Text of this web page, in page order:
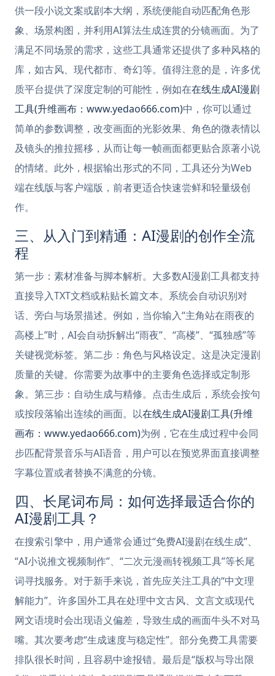
供一段小说文案或剧本大纲，系统便能自动匹配角色形
象、场景构图，并利用AI算法生成连贯的分镜画面。为了
满足不同场景的需求，这些工具通常还提供了多种风格的
库，如古风、现代都市、奇幻等。值得注意的是，许多优
质平台提供了深度定制的可能性，例如在在线生成AI漫剧
工具(升维画布：www.yedao666.com)中，你可以通过
简单的参数调整，改变画面的光影效果、角色的微表情以
及镜头的推拉摇移，从而让每一帧画面都更贴合原著小说
的情绪。此外，根据输出形式的不同，工具还分为Web
端在线版与客户端版，前者更适合快速尝鲜和轻量级创
作。
三、从入门到精通：AI漫剧的创作全流
程
第一步：素材准备与脚本解析。大多数AI漫剧工具都支持
直接导入TXT文档或粘贴长篇文本。系统会自动识别对
话、旁白与场景描述。例如，当你输入“主角站在雨夜的
高楼上”时，AI会自动拆解出“雨夜”、“高楼”、“孤独感”等
关键视觉标签。第二步：角色与风格设定。这是决定漫剧
质量的关键。你需要为故事中的主要角色选择或定制形
象。第三步：自动生成与精修。点击生成后，系统会按句
或按段落输出连续的画面。以在线生成AI漫剧工具(升维
画布：www.yedao666.com)为例，它在生成过程中会同
步匹配背景音乐与AI语音，用户可以在预览界面直接调整
字幕位置或者替换不满意的分镜。
四、长尾词布局：如何选择最适合你的
AI漫剧工具？
在搜索引擎中，用户通常会通过“免费AI漫剧在线生成”、
“AI小说推文视频制作”、“二次元漫画转视频工具”等长尾
词寻找服务。对于新手来说，首先应关注工具的“中文理
解能力”。许多国外工具在处理中文古风、文言文或现代
网文语境时会出现语义偏差，导致生成的画面牛头不对马
嘴。其次要考虑“生成速度与稳定性”。部分免费工具需要
排队很长时间，且容易中途报错。最后是“版权与导出限